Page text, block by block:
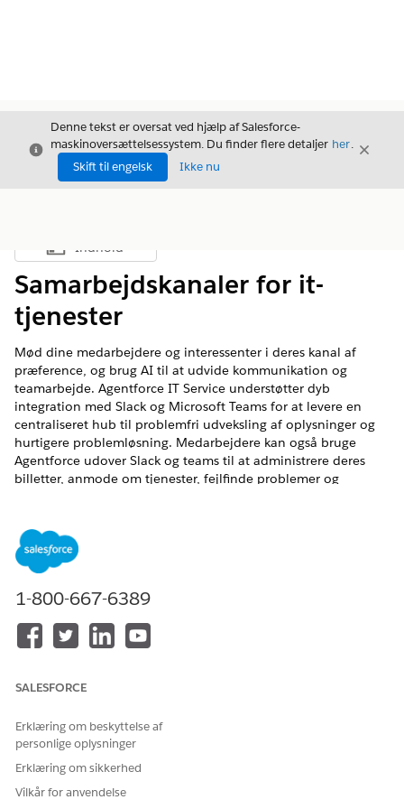
Luk
Denne tekst er oversat ved hjælp af Salesforce-
maskinoversættelsessystem. Du finder flere detaljer her.
Skift til engelsk
Ikke nu
Luk
Vis indholdsfortegnelse
Indhold
Samarbejdskanaler for it-
tjenester
Mød dine medarbejdere og interessenter i deres kanal af
præference, og brug AI til at udvide kommunikation og
teamarbejde. Agentforce IT Service understøtter dyb
integration med Slack og Microsoft Teams for at levere en
centraliseret hub til problemfri udveksling af oplysninger og
hurtigere problemløsning. Medarbejdere kan også bruge
Agentforce udover Slack og teams til at administrere deres
billetter, anmode om tjenester, fejlfinde problemer og
Tilgængelig i: Lightning Experience
Tilgængelig i:Enterprise
Slack til it-tjenester
integrere vigtige arbejdsflows i Slack. Levér væsentlig værdi
og øge den generelle it-driftseffektivitet. Medarbejdere
kan få øjeblikkelig guidet selvbetjening og kan nemt
rapportere problemer eller anmode om tjenester uden at
forlade deres arbejdsflow. Fuldførere kan sortere billetter,
1-800-667-6389
SALESFORCE
Erklæring om beskyttelse af
personlige oplysninger
Erklæring om sikkerhed
Vilkår for anvendelse